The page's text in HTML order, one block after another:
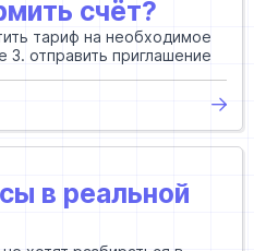
счёт?
тариф на необходимое
3. отправить приглашение
в реальной